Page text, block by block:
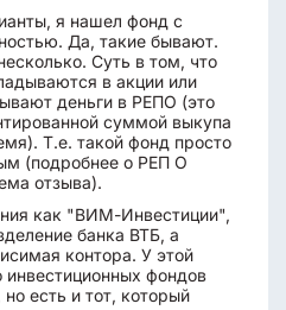
я нашел фонд с
Да, такие бывают.
Суть в том, что
в акции или
деньги в РЕПО (это
суммой выкупа
Т.е. такой фонд просто
(подробнее о РЕП О
отзыва).
как "ВИМ-Инвестиции",
банка ВТБ, а
контора. У этой
инвестиционных фондов
есть и тот, который